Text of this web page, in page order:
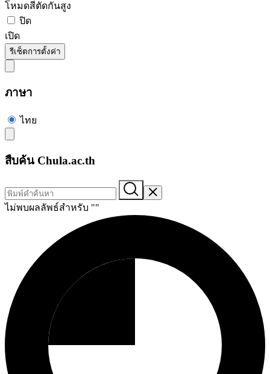
โหมดสีตัดกันสูง
ปิด
เปิด
รีเซ็ตการตั้งค่า
ภาษา
ไทย
สืบค้น Chula.ac.th
ไม่พบผลลัพธ์สำหรับ ""